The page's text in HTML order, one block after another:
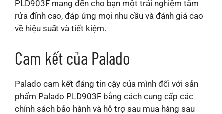
PLD903F mang đến cho bạn một trải nghiệm tắm
rửa đỉnh cao, đáp ứng mọi nhu cầu và đánh giá cao
về hiệu suất và tiết kiệm.
Cam kết của Palado
Palado cam kết đáng tin cậy của mình đối với sản
phẩm Palado PLD903F bằng cách cung cấp các
chính sách bảo hành và hỗ trợ sau mua hàng sau